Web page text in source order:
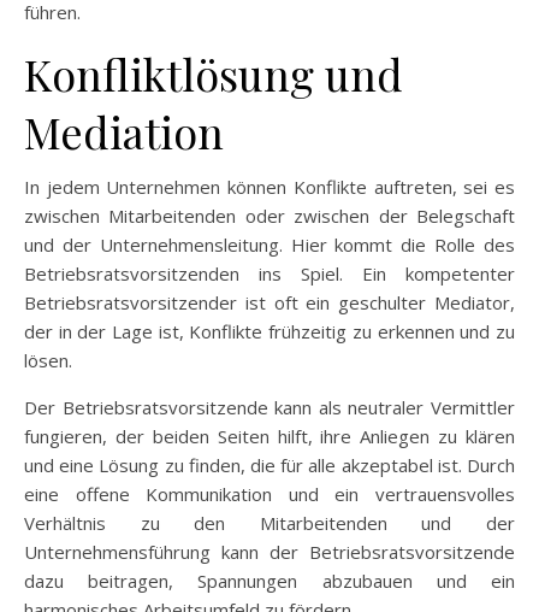
führen.
Konfliktlösung und
Mediation
In jedem Unternehmen können Konflikte auftreten, sei es
zwischen Mitarbeitenden oder zwischen der Belegschaft
und der Unternehmensleitung. Hier kommt die Rolle des
Betriebsratsvorsitzenden ins Spiel. Ein kompetenter
Betriebsratsvorsitzender ist oft ein geschulter Mediator,
der in der Lage ist, Konflikte frühzeitig zu erkennen und zu
lösen.
Der Betriebsratsvorsitzende kann als neutraler Vermittler
fungieren, der beiden Seiten hilft, ihre Anliegen zu klären
und eine Lösung zu finden, die für alle akzeptabel ist. Durch
eine offene Kommunikation und ein vertrauensvolles
Verhältnis zu den Mitarbeitenden und der
Unternehmensführung kann der Betriebsratsvorsitzende
dazu beitragen, Spannungen abzubauen und ein